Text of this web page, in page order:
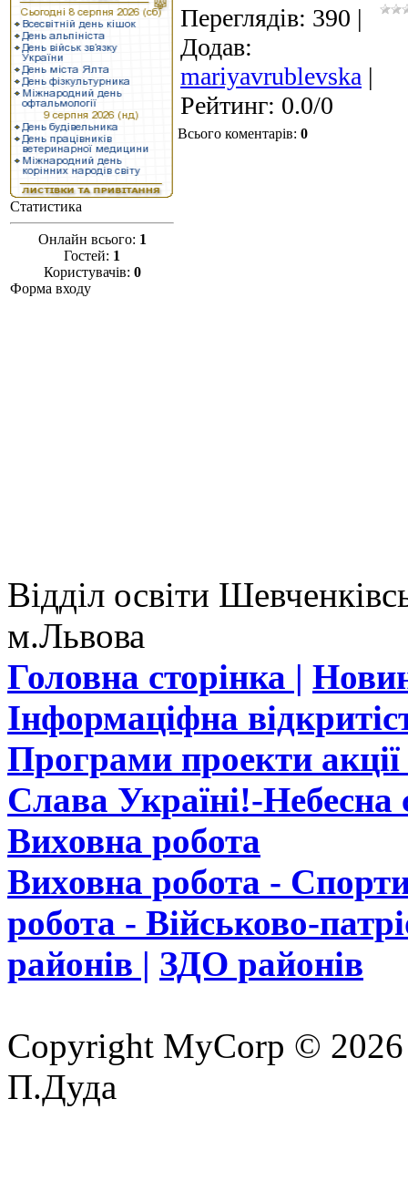
Статистика
Онлайн всього: 1
Гостей: 1
Користувачів: 0
Форма входу
Переглядів: 390 |
Додав:
mariyavrublevska |
Рейтинг: 0.0/0
Всього коментарів: 0
Відділ освіти
м.Львова
Головна сторінка |
Інформаціфна
Програми проекти
Слава Україні!-Небесна
Виховна робота
Виховна робота -
робота - Військово-
районів | ЗДО районів
Copyright MyCorp © 2026
П.Дуда